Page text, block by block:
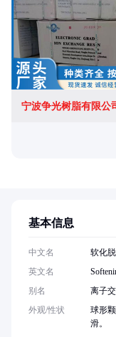
宁波争光树脂有限公
基本信息
中文名
软化
英文名
别名
离子
外观/性状
球形
滑。